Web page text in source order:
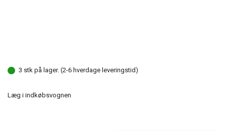
3 stk på lager. (2-6 hverdage leveringstid)
Læg i indkøbsvognen